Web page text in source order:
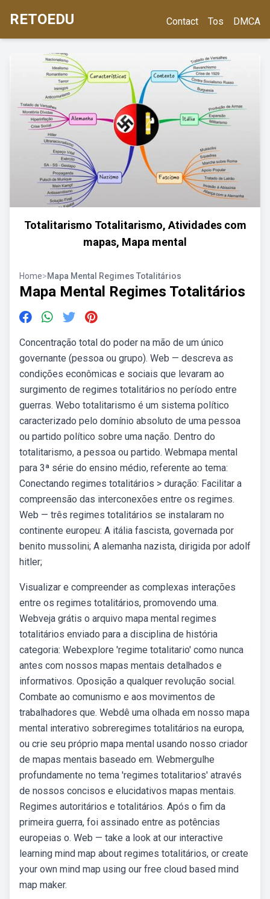
RETOEDU Contact Tos DMCA
Totalitarismo Totalitarismo, Atividades com
mapas, Mapa mental
Home>Mapa Mental Regimes Totalitários
Mapa Mental Regimes Totalitários
Concentração total do poder na mão de um único
governante (pessoa ou grupo). Web — descreva as
condições econômicas e sociais que levaram ao
surgimento de regimes totalitários no período entre
guerras. Webo totalitarismo é um sistema político
caracterizado pelo domínio absoluto de uma pessoa
ou partido político sobre uma nação. Dentro do
totalitarismo, a pessoa ou partido. Webmapa mental
para 3ª série do ensino médio, referente ao tema:
Conectando regimes totalitários > duração: Facilitar a
compreensão das interconexões entre os regimes.
Web — três regimes totalitários se instalaram no
continente europeu: A itália fascista, governada por
benito mussolini; A alemanha nazista, dirigida por adolf
hitler;
Visualizar e compreender as complexas interações
entre os regimes totalitários, promovendo uma.
Webveja grátis o arquivo mapa mental regimes
totalitários enviado para a disciplina de história
categoria: Webexplore 'regime totalitario' como nunca
antes com nossos mapas mentais detalhados e
informativos. Oposição a qualquer revolução social.
Combate ao comunismo e aos movimentos de
trabalhadores que. Webdê uma olhada em nosso mapa
mental interativo sobreregimes totalitários na europa,
ou crie seu próprio mapa mental usando nosso criador
de mapas mentais baseado em. Webmergulhe
profundamente no tema 'regimes totalitarios' através
de nossos concisos e elucidativos mapas mentais.
Regimes autoritários e totalitários. Após o fim da
primeira guerra, foi assinado entre as potências
europeias o. Web — take a look at our interactive
learning mind map about regimes totalitários, or create
your own mind map using our free cloud based mind
map maker.